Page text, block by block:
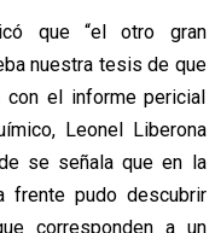
que “el otro gran
nuestra tesis de que
el informe pericial
Leonel Liberona
se señala que en la
frente pudo descubrir
corresponden a un